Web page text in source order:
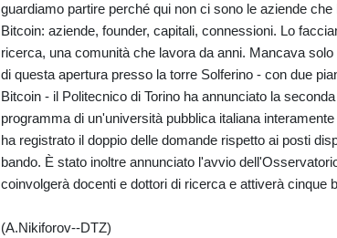
guardiamo partire perché qui non ci sono le aziende
Bitcoin: aziende, founder, capitali, connessioni. Lo
ricerca, una comunità che lavora da anni. Mancava
di questa apertura presso la torre Solferino - con due
Bitcoin - il Politecnico di Torino ha annunciato la
programma di un'università pubblica italiana
ha registrato il doppio delle domande rispetto ai posti
bando. È stato inoltre annunciato l'avvio
coinvolgerà docenti e dottori di ricerca e attiverà cinque
(A.Nikiforov--DTZ)